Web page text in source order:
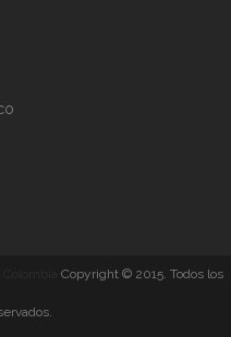
Copyright © 2015. Todos los